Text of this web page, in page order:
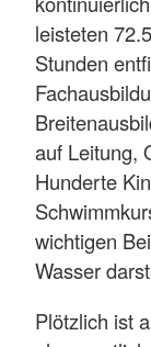
leisteten
Stunden
auf Leitung,
Hunderte
wichtigen
Wasser
Plötzlich ist